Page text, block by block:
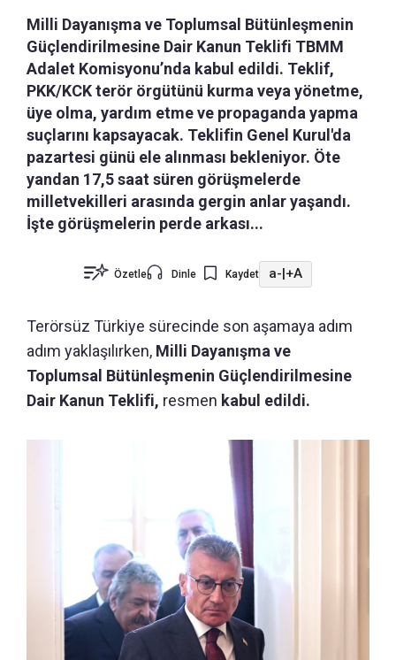
Milli Dayanışma ve Toplumsal Bütünleşmenin
Güçlendirilmesine Dair Kanun Teklifi TBMM
Adalet Komisyonu’nda kabul edildi. Teklif,
PKK/KCK terör örgütünü kurma veya yönetme,
üye olma, yardım etme ve propaganda yapma
suçlarını kapsayacak. Teklifin Genel Kurul'da
pazartesi günü ele alınması bekleniyor. Öte
yandan 17,5 saat süren görüşmelerde
milletvekilleri arasında gergin anlar yaşandı.
İşte görüşmelerin perde arkası...
Özetle Dinle Kaydet a-|+A
Terörsüz Türkiye sürecinde son aşamaya adım
adım yaklaşılırken, Milli Dayanışma ve
Toplumsal Bütünleşmenin Güçlendirilmesine
Dair Kanun Teklifi, resmen kabul edildi.